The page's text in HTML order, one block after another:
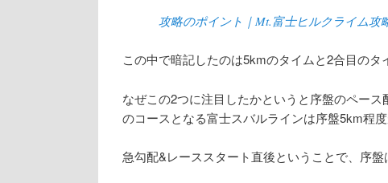
攻略のポイント｜Mt.富士ヒルクライム攻
この中で暗記したのは5kmのタイムと2合目のタ
なぜこの2つに注目したかというと序盤のペー
のコースとなる富士スバルラインは序盤5km程
急勾配&レーススタート直後ということで、序盤